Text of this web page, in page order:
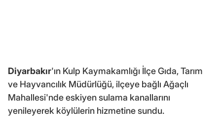
Diyarbakır'ın Kulp Kaymakamlığı İlçe Gıda, Tarım
ve Hayvancılık Müdürlüğü, ilçeye bağlı Ağaçlı
Mahallesi'nde eskiyen sulama kanallarını
yenileyerek köylülerin hizmetine sundu.